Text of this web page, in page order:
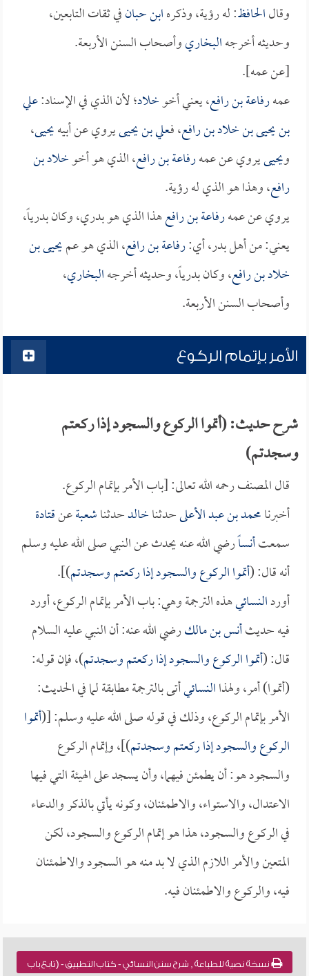
وقالالحافظ: له رؤية، وذكرهابن حبانفي ثقات التابعين،
وحديثه أخرجهالبخاريوأصحاب السنن الأربعة.
[عن عمه].
عمهرفاعة بن رافع، يعني أخوخلاد؛ لأن الذي في الإسناد:علي
بن يحيى بن خلاد بن رافع، فـعلي بن يحيىيروي عن أبيهيحيى،
ويحيىيروي عن عمهرفاعة بن رافع، الذي هو أخوخلاد بن
رافع، وهذا هو الذي له رؤية.
يروي عن عمهرفاعة بن رافعهذا الذي هو بدري، وكان بدرياً،
يعني: من أهل بدر، أي:رفاعة بن رافع، الذي هو عميحيى بن
خلاد بن رافع، وكان بدرياً، وحديثه أخرجهالبخاري،
وأصحاب السنن الأربعة.
الأمر بإتمام الركوع
شرح حديث: (أتموا الركوع والسجود إذا ركعتم
وسجدتم)
قال المصنف رحمه الله تعالى: [باب الأمر بإتمام الركوع.
أخبرنامحمد بن عبد الأعلىحدثناخالدحدثناشعبةعنقتادة
سمعتأنساًرضي الله عنه يحدث عن النبي صلى الله عليه وسلم
أنه قال: (أتموا الركوع والسجود إذا ركعتم وسجدتم)].
أوردالنسائيهذه الترجمة وهي: باب الأمر بإتمام الركوع، أورد
فيه حديثأنس بن مالكرضي الله عنه: أن النبي عليه السلام
قال: (أتموا الركوع والسجود إذا ركعتم وسجدتم)، فإن قوله:
(أتموا) أمر، ولهذاالنسائيأتى بالترجمة مطابقة لما في الحديث:
الأمر بإتمام الركوع، وذلك في قوله صلى الله عليه وسلم: [(أتموا
الركوع والسجود إذا ركعتم وسجدتم)]، وإتمام الركوع
والسجود هو: أن يطمئن فيهما، وأن يسجد على الهيئة التي فيها
الاعتدال، والاستواء، والاطمئنان، وكونه يأتي بالذكر والدعاء
في الركوع والسجود، هذا هو إتمام الركوع والسجود، لكن
المتعين والأمر اللازم الذي لا بد منه هو السجود والاطمئنان
فيه، والركوع والاطمئنان فيه.
نسخة نصية للطباعة , شرح سنن النسائي - كتاب التطبيق - (تابع باب